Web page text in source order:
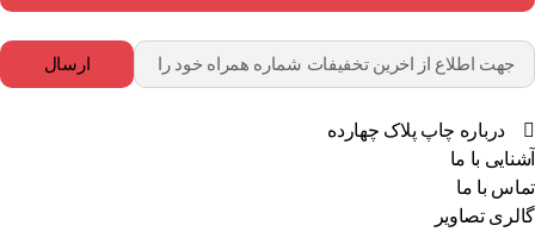
ارسال
درباره چاپ پلاک چهارده
با ما
با ما
تصاویر